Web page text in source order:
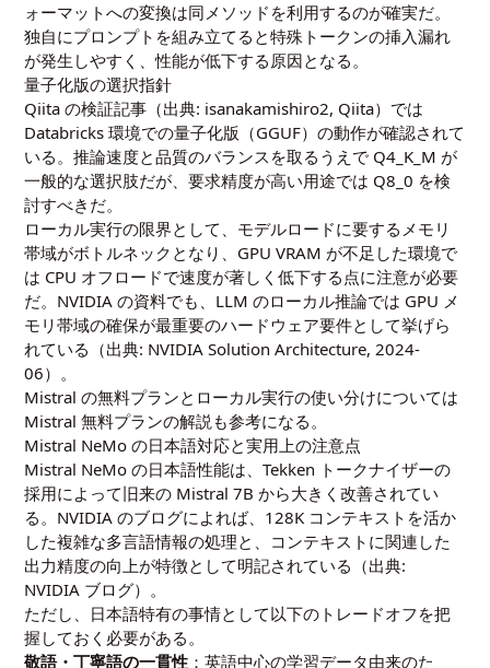
ォーマットへの変換は同メソッドを利用するのが確実だ。
独自にプロンプトを組み立てると特殊トークンの挿入漏れ
が発生しやすく、性能が低下する原因となる。
量子化版の選択指針
Qiita の検証記事（出典: isanakamishiro2, Qiita）では
Databricks 環境での量子化版（GGUF）の動作が確認されて
いる。推論速度と品質のバランスを取るうえで Q4_K_M が
一般的な選択肢だが、要求精度が高い用途では Q8_0 を検
討すべきだ。
ローカル実行の限界として、モデルロードに要するメモリ
帯域がボトルネックとなり、GPU VRAM が不足した環境で
は CPU オフロードで速度が著しく低下する点に注意が必要
だ。NVIDIA の資料でも、LLM のローカル推論では GPU メ
モリ帯域の確保が最重要のハードウェア要件として挙げら
れている（出典: NVIDIA Solution Architecture, 2024-
06）。
Mistral の無料プランとローカル実行の使い分けについては
Mistral 無料プランの解説も参考になる。
Mistral NeMo の日本語対応と実用上の注意点
Mistral NeMo の日本語性能は、Tekken トークナイザーの
採用によって旧来の Mistral 7B から大きく改善されてい
る。NVIDIA のブログによれば、128K コンテキストを活か
した複雑な多言語情報の処理と、コンテキストに関連した
出力精度の向上が特徴として明記されている（出典:
NVIDIA ブログ）。
ただし、日本語特有の事情として以下のトレードオフを把
握しておく必要がある。
敬語・丁寧語の一貫性 ：英語中心の学習データ由来のた